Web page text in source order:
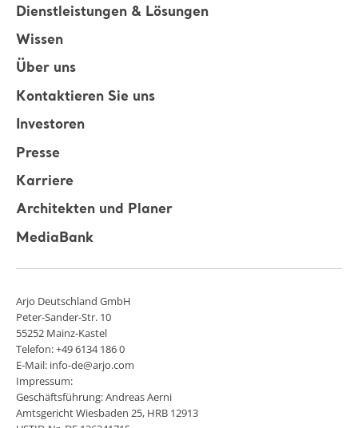
Dienstleistungen & Lösungen
Wissen
Über uns
Kontaktieren Sie uns
Investoren
Presse
Karriere
Architekten und Planer
MediaBank
Arjo Deutschland GmbH
Peter-Sander-Str. 10
55252 Mainz-Kastel
Telefon: +49 6134 186 0
E-Mail: info-de@arjo.com
Impressum:
Geschäftsführung: Andreas Aerni
Amtsgericht Wiesbaden 25, HRB 12913